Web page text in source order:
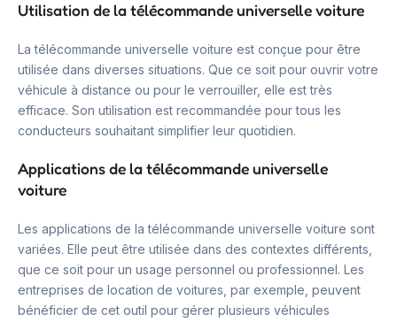
Utilisation de la télécommande universelle voiture
La télécommande universelle voiture est conçue pour être
utilisée dans diverses situations. Que ce soit pour ouvrir votre
véhicule à distance ou pour le verrouiller, elle est très
efficace. Son utilisation est recommandée pour tous les
conducteurs souhaitant simplifier leur quotidien.
Applications de la télécommande universelle
voiture
Les applications de la télécommande universelle voiture sont
variées. Elle peut être utilisée dans des contextes différents,
que ce soit pour un usage personnel ou professionnel. Les
entreprises de location de voitures, par exemple, peuvent
bénéficier de cet outil pour gérer plusieurs véhicules